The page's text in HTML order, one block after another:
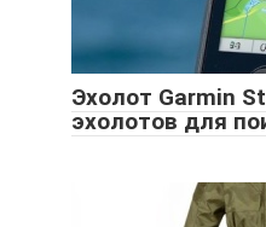
Эхолот Garmin
эхолотов для